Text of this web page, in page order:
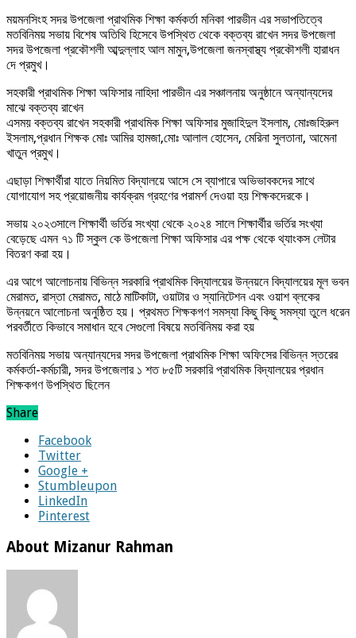
ময়মনসিংহ সদর উপজেলা প্রাথমিক শিক্ষা কর্মকর্তা মনিকা পারভীন এর সভাপতিত্বে
মতবিনিময় সভায় বিশেষ অতিথি হিসেবে উপস্থিত থেকে বক্তব্য রাখেন সদর উপজেলা
সদর উপজেলা প্রকৌশলী আব্দুল্লাহ আল মামুন,উপজেলা জনস্বাস্থ্য প্রকৌশলী হারাধন
দে প্রমুখ।
সহকারী প্রাথমিক শিক্ষা অফিসার নাহিদা পারভীন এর সঞ্চালনায় অনুষ্ঠানে অন্যান্যদের
মাঝে বক্তব্য রাখেন
এসময় বক্তব্য রাখেন সহকারী প্রাথমিক শিক্ষা অফিসার মুজাহিদুল ইসলাম, মোঃজহিরুল
ইসলাম,প্রধান শিক্ষক মোঃ আমির হামজা,মোঃ আলাল হোসেন, মেরিনা সুলতানা, আমেনা
খাতুন প্রমুখ।
এছাড়া শিক্ষার্থীরা যাতে নিয়মিত বিদ্যালয়ে আসে সে ব্যাপারে অভিভাবকদের সাথে
যোগাযোগ সহ প্রয়োজনীয় কার্যক্রম গ্রহণের পরামর্শ দেওয়া হয় শিক্ষকদেরকে।
সভায় ২০২৩সালে শিক্ষার্থী ভর্তির সংখ্যা থেকে ২০২৪ সালে শিক্ষার্থীর ভর্তির সংখ্যা
বেড়েছে এমন ৭১ টি স্কুল কে উপজেলা শিক্ষা অফিসার এর পক্ষ থেকে থ্যাংকস লেটার
বিতরণ করা হয়।
এর আগে আলোচনায় বিভিন্ন সরকারি প্রাথমিক বিদ্যালয়ের উন্নয়নে বিদ্যালয়ের মূল ভবন
মেরামত, রাস্তা মেরামত, মাঠে মাটিকাটা, ওয়াটার ও স্যানিটেশন এবং ওয়াশ ব্লকের
উন্নয়নে আলোচনা অনুষ্ঠিত হয়। প্রথমত শিক্ষকগণ সমস্যা কিছু কিছু সমস্যা তুলে ধরেন
পরবর্তীতে কিভাবে সমাধান হবে সেগুলো বিষয়ে মতবিনিময় করা হয়
মতবিনিময় সভায় অন্যান্যদের সদর উপজেলা প্রাথমিক শিক্ষা অফিসের বিভিন্ন স্তরের
কর্মকর্তা-কর্মচারী, সদর উপজেলার ১ শত ৮৫টি সরকারি প্রাথমিক বিদ্যালয়ের প্রধান
শিক্ষকগণ উপস্থিত ছিলেন
Share
Facebook
Twitter
Google +
Stumbleupon
LinkedIn
Pinterest
About Mizanur Rahman